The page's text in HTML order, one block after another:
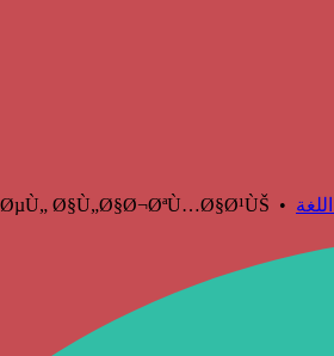
Ø§Ù„Ø§Ø¬ØªÙ…Ø§Ø¹ÙŠ • اللغة